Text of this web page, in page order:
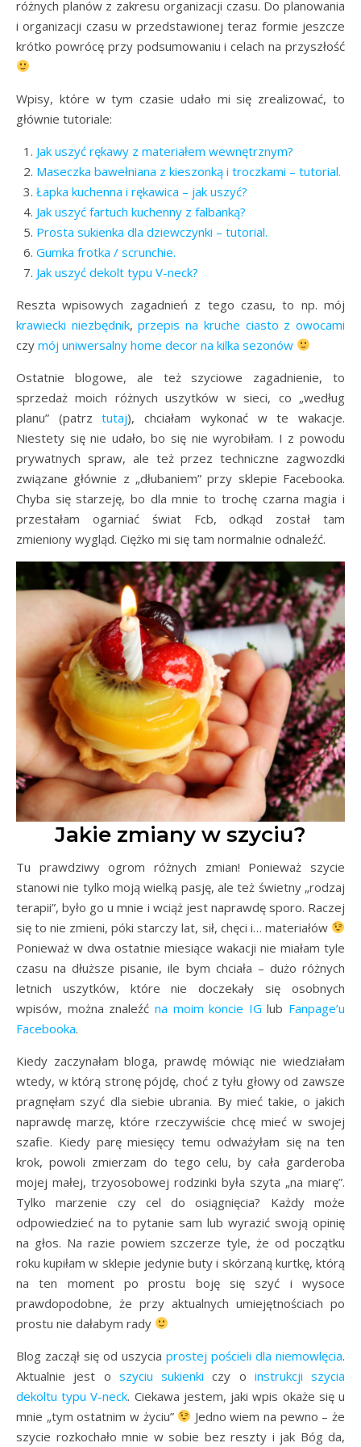
różnych planów z zakresu organizacji czasu. Do planowania
i organizacji czasu w przedstawionej teraz formie jeszcze
krótko powrócę przy podsumowaniu i celach na przyszłość
Wpisy, które w tym czasie udało mi się zrealizować, to
głównie tutoriale:
Jak uszyć rękawy z materiałem wewnętrznym?
Maseczka bawełniana z kieszonką i troczkami – tutorial.
Łapka kuchenna i rękawica – jak uszyć?
Jak uszyć fartuch kuchenny z falbanką?
Prosta sukienka dla dziewczynki – tutorial.
Gumka frotka / scrunchie.
Jak uszyć dekolt typu V-neck?
Reszta wpisowych zagadnień z tego czasu, to np. mój
krawiecki niezbędnik,przepis na kruche ciasto z owocami
czy mój uniwersalny home decor na kilka sezonów
Ostatnie blogowe, ale też szyciowe zagadnienie, to
sprzedaż moich różnych uszytków w sieci, co „według
planu” (patrztutaj), chciałam wykonać w te wakacje.
Niestety się nie udało, bo się nie wyrobiłam. I z powodu
prywatnych spraw, ale też przez techniczne zagwozdki
związane głównie z „dłubaniem” przy sklepie Facebooka.
Chyba się starzeję, bo dla mnie to trochę czarna magia i
przestałam ogarniać świat Fcb, odkąd został tam
zmieniony wygląd. Ciężko mi się tam normalnie odnaleźć.
Jakie zmiany w szyciu?
Tu prawdziwy ogrom różnych zmian! Ponieważ szycie
stanowi nie tylko moją wielką pasję, ale też świetny „rodzaj
terapii”, było go u mnie i wciąż jest naprawdę sporo. Raczej
się to nie zmieni, póki starczy lat, sił, chęci i… materiałów
Ponieważ w dwa ostatnie miesiące wakacji nie miałam tyle
czasu na dłuższe pisanie, ile bym chciała – dużo różnych
letnich uszytków, które nie doczekały się osobnych
wpisów, można znaleźć na moim koncie IG lub Fanpage’u
Facebooka.
Kiedy zaczynałam bloga, prawdę mówiąc nie wiedziałam
wtedy, w którą stronę pójdę, choć z tyłu głowy od zawsze
pragnęłam szyć dla siebie ubrania. By mieć takie, o jakich
naprawdę marzę, które rzeczywiście chcę mieć w swojej
szafie. Kiedy parę miesięcy temu odważyłam się na ten
krok, powoli zmierzam do tego celu, by cała garderoba
mojej małej, trzyosobowej rodzinki była szyta „na miarę”.
Tylko marzenie czy cel do osiągnięcia? Każdy może
odpowiedzieć na to pytanie sam lub wyrazić swoją opinię
na głos. Na razie powiem szczerze tyle, że od początku
roku kupiłam w sklepie jedynie buty i skórzaną kurtkę, którą
na ten moment po prostu boję się szyć i wysoce
prawdopodobne, że przy aktualnych umiejętnościach po
prostu nie dałabym rady
Blog zaczął się od uszycia prostej pościeli dla niemowlęcia.
Aktualnie jest o szyciu sukienkiczy o instrukcji szycia
dekoltu typu V-neck. Ciekawa jestem, jaki wpis okaże się u
mnie „tym ostatnim w życiu”
Jedno wiem na pewno – że
szycie rozkochało mnie w sobie bez reszty i jak Bóg da,